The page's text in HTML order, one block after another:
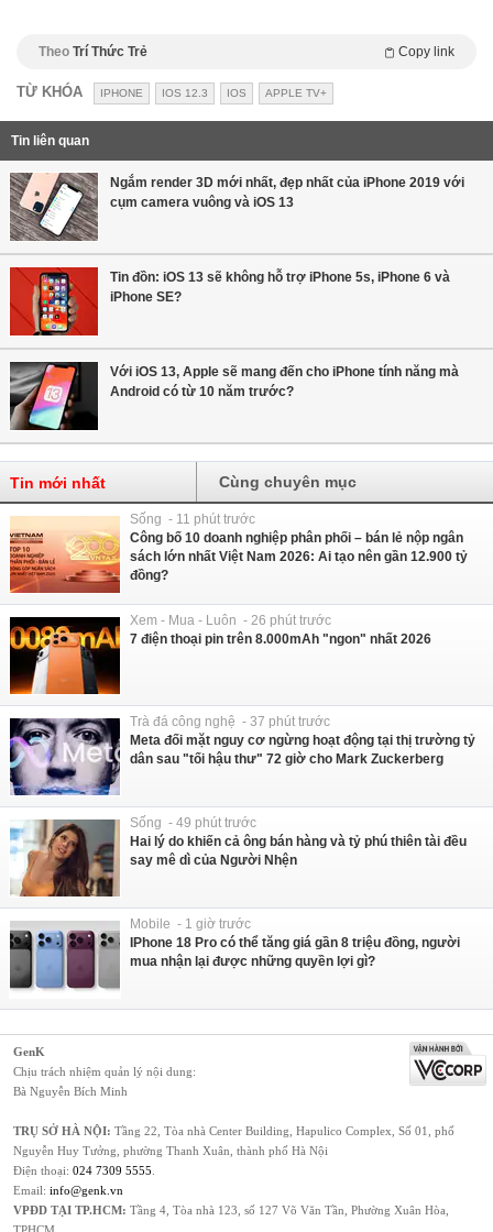
Theo Trí Thức Trẻ Copy link
TỪ KHÓA IPHONE IOS 12.3 IOS APPLE TV+
Tin liên quan
Ngắm render 3D mới nhất, đẹp nhất của iPhone 2019 với
cụm camera vuông và iOS 13
Tin đồn: iOS 13 sẽ không hỗ trợ iPhone 5s, iPhone 6 và
iPhone SE?
Với iOS 13, Apple sẽ mang đến cho iPhone tính năng mà
Android có từ 10 năm trước?
Tin mới nhất Cùng chuyên mục
Sống - 11 phút trước
Công bố 10 doanh nghiệp phân phối – bán lẻ nộp ngân
sách lớn nhất Việt Nam 2026: Ai tạo nên gần 12.900 tỷ
đồng?
Xem - Mua - Luôn - 26 phút trước
7 điện thoại pin trên 8.000mAh "ngon" nhất 2026
Trà đá công nghệ - 37 phút trước
Meta đối mặt nguy cơ ngừng hoạt động tại thị trường tỷ
dân sau "tối hậu thư" 72 giờ cho Mark Zuckerberg
Sống - 49 phút trước
Hai lý do khiến cả ông bán hàng và tỷ phú thiên tài đều
say mê dì của Người Nhện
Mobile - 1 giờ trước
IPhone 18 Pro có thể tăng giá gần 8 triệu đồng, người
mua nhận lại được những quyền lợi gì?
GenK
Chịu trách nhiệm quản lý nội dung:
Bà Nguyễn Bích Minh
TRỤ SỞ HÀ NỘI: Tầng 22, Tòa nhà Center Building, Hapulico Complex, Số 01, phố
Nguyễn Huy Tưởng, phường Thanh Xuân, thành phố Hà Nội
Điện thoại: 024 7309 5555
Email: info@genk.vn
VPĐD TẠI TP.HCM: Tầng 4, Tòa nhà 123, số 127 Võ Văn Tần, Phường Xuân Hòa,